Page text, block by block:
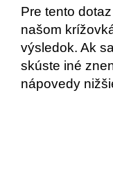
Pre tento dotaz
našom
výsledok. Ak
skúste iné
nápovedy